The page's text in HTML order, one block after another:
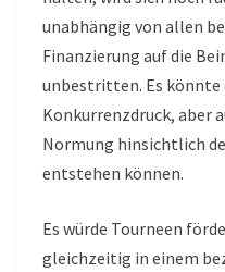
unabhängig von allen
Finanzierung auf die
unbestritten. Es könnte
Konkurrenzdruck, aber
Normung hinsichtlich
entstehen können.
Es würde Tourneen
gleichzeitig in einem